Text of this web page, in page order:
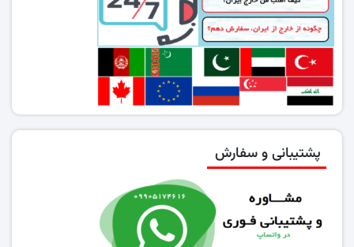
پشتیبانی و سفارش